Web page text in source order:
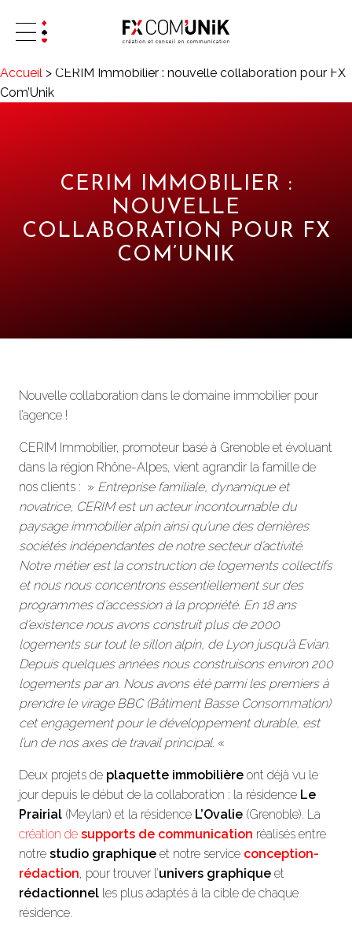
Accueil > CERIM Immobilier : nouvelle collaboration pour FX
Com’Unik
CERIM IMMOBILIER :
NOUVELLE
COLLABORATION POUR FX
COM’UNIK
Nouvelle collaboration dans le domaine immobilier pour
l’agence !
CERIM Immobilier, promoteur basé à Grenoble et évoluant
dans la région Rhône-Alpes, vient agrandir la famille de
nos clients : » Entreprise familiale, dynamique et
novatrice, CERIM est un acteur incontournable du
paysage immobilier alpin ainsi qu’une des dernières
sociétés indépendantes de notre secteur d’activité.
Notre métier est la construction de logements collectifs
et nous nous concentrons essentiellement sur des
programmes d’accession à la propriété. En 18 ans
d’existence nous avons construit plus de 2000
logements sur tout le sillon alpin, de Lyon jusqu’à Evian.
Depuis quelques années nous construisons environ 200
logements par an. Nous avons été parmi les premiers à
prendre le virage BBC (Bâtiment Basse Consommation)
cet engagement pour le développement durable, est
l’un de nos axes de travail principal. «
Deux projets de plaquette immobilière ont déjà vu le
jour depuis le début de la collaboration : la résidence Le
Prairial (Meylan) et la résidence L’Ovalie (Grenoble). La
création de supports de communication réalisés entre
notre studio graphique et notre service conception-
rédaction, pour trouver l’univers graphique et
rédactionnel les plus adaptés à la cible de chaque
résidence.